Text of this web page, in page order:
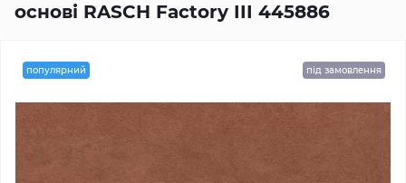
основі RASCH Factory III 445886
популярний під замовлення